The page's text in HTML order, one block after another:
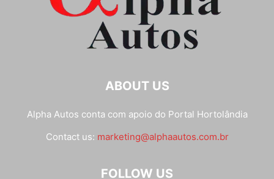
ABOUT US
Alpha Autos conta com apoio do Portal Hortolândia
Contact us: marketing@alphaautos.com.br
FOLLOW US